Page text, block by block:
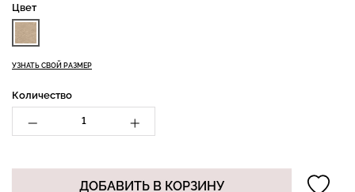
Цвет
УЗНАТЬ СВОЙ РАЗМЕР
Количество
ДОБАВИТЬ В КОРЗИНУ
легкой коррекцией
BRASILIAN SHAPEWEAR
black (черный) Giulia
258 грн.369 грн.